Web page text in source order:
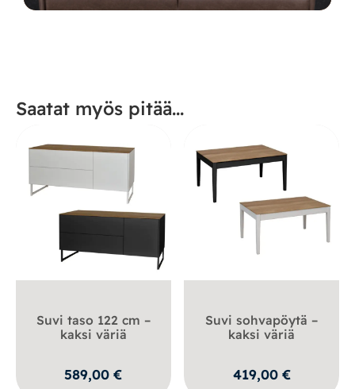
Saatat myös pitää...
Suvi taso 122 cm –
kaksi väriä
589,00€
Suvi sohvapöytä –
kaksi väriä
419,00 €